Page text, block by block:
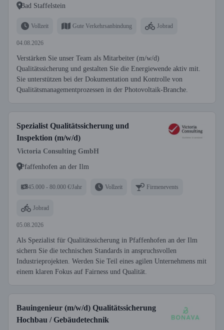
Bad Staffelstein
Vollzeit Gute Verkehrsanbindung Jobrad
04.08.2026
Verstärken Sie unser Team als Mitarbeiter (m/w/d)
Qualitätssicherung und gestalten Sie die Energiewende aktiv mit.
Sie unterstützen bei der Dokumentation und Kontrolle von
Qualitätsmanagementprozessen in der Photovoltaik-Branche.
Spezialist Qualitätssicherung und
Inspektion (m/w/d)
Victoria Consulting GmbH
Pfaffenhofen an der Ilm
45.000 - 80.000 €/Jahr Vollzeit Firmenevents
Jobrad
05.08.2026
Als Spezialist für Qualitätssicherung in Pfaffenhofen an der Ilm
sichern Sie die technischen Standards in anspruchsvollen
Industrieprojekten. Werden Sie Teil eines agilen Unternehmens mit
einem klaren Fokus auf Fairness und Qualität.
Bauingenieur (m/w/d) Qualitätssicherung
Hochbau / Gebäudetechnik